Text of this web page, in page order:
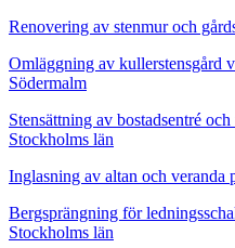
Renovering av stenmur och
Omläggning av kullerstensgård
Södermalm
Stensättning av bostadsentré
Stockholms län
Inglasning av altan och veranda
Bergsprängning för
Stockholms län